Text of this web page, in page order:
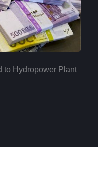
to Hydropower Plant